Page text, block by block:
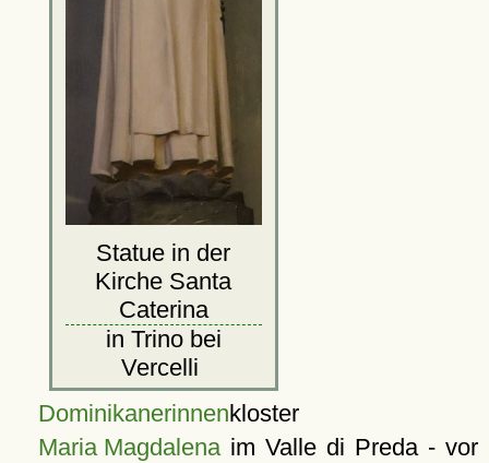
Statue in der
Kirche Santa
Caterina
in Trino bei
Vercelli
Dominikanerinnenkloster
Maria Magdalenaim Valle di Preda - vor